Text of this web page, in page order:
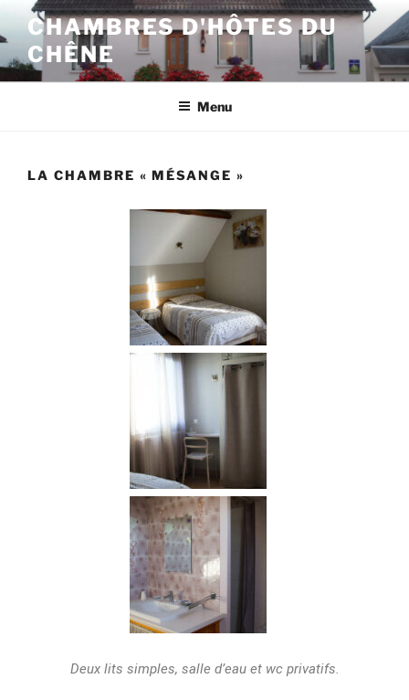
CHAMBRES D'HÔTES DU
CHÊNE
Menu
LA CHAMBRE « MÉSANGE »
Deux lits simples, salle d’eau et wc privatifs.